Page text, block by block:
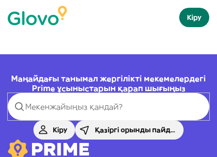
Кіру
Маңайдағы танымал жергілікті мекемелердегі
Prime ұсыныстарын қарап шығыңыз
Кіру Қазіргі орынды пайдалану